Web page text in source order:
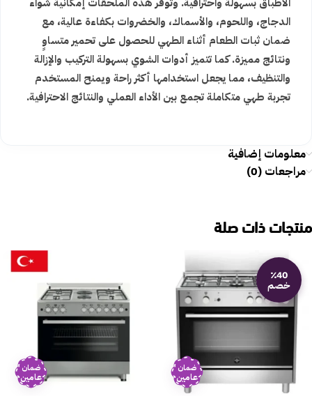
الدجاج، واللحوم، والأسماك، والخضروات بكفاءة عالية، مع
ضمان ثبات الطعام أثناء الطهي للحصول على تحمير متساوٍ
ونتائج مميزة. كما تتميز أدوات الشوي بسهولة التركيب والإزالة
والتنظيف، مما يجعل استخدامها أكثر راحة ويمنح المستخدم
تجربة طهي متكاملة تجمع بين الأداء العملي والنتائج الاحترافية.
معلومات إضافية
مراجعات (0)
منتجات ذات صلة
٪40
خصم
ضمان
عامين
ضمان
عامين